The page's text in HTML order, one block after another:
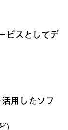
ビスとしてデ
用したソフ